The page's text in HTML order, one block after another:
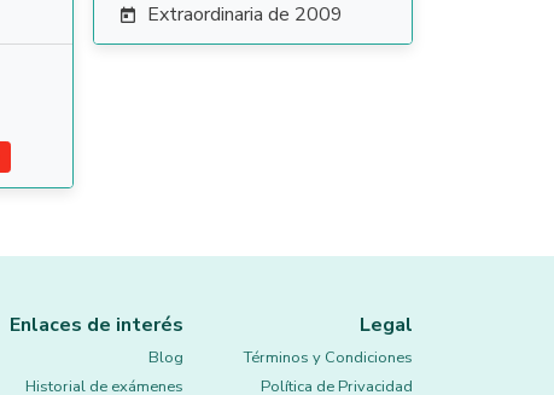
 Extraordinaria de 2009
Enlaces de interés
Blog
Historial de exámenes
Legal
Términos y Condiciones
Política de Privacidad